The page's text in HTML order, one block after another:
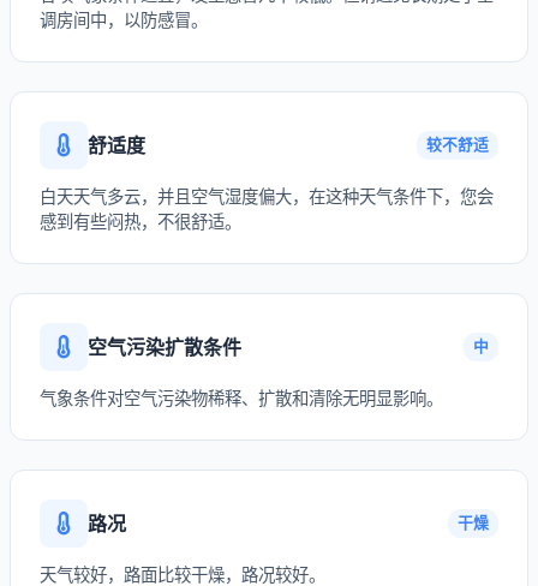
调房间中，以防感冒。
舒适度 较不舒适
白天天气多云，并且空气湿度偏大，在这种天气条件下，您会
感到有些闷热，不很舒适。
空气污染扩散条件 中
气象条件对空气污染物稀释、扩散和清除无明显影响。
路况 干燥
天气较好，路面比较干燥，路况较好。